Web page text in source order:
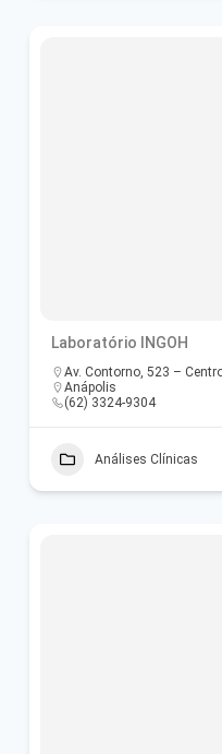
Laboratório INGOH
Av. Contorno, 523 –
Anápolis
(62) 3324-9304
Análises Clínicas